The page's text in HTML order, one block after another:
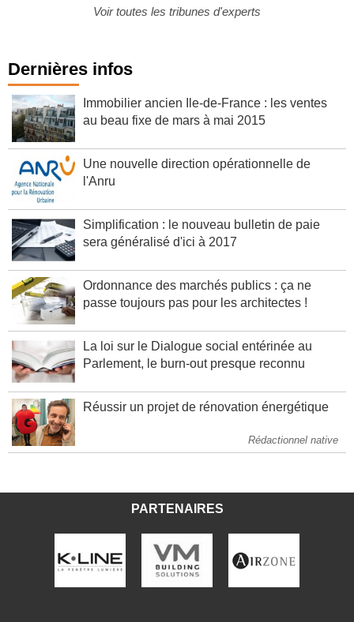
Voir toutes les tribunes d'experts
Dernières infos
Immobilier ancien Ile-de-France : les ventes
au beau fixe de mars à mai 2015
Une nouvelle direction opérationnelle de
l'Anru
Simplification : le nouveau bulletin de paie
sera généralisé d'ici à 2017
Ordonnance des marchés publics : ça ne
passe toujours pas pour les architectes !
La loi sur le Dialogue social entérinée au
Parlement, le burn-out presque reconnu
Réussir un projet de rénovation énergétique
Rédactionnel native
PARTENAIRES